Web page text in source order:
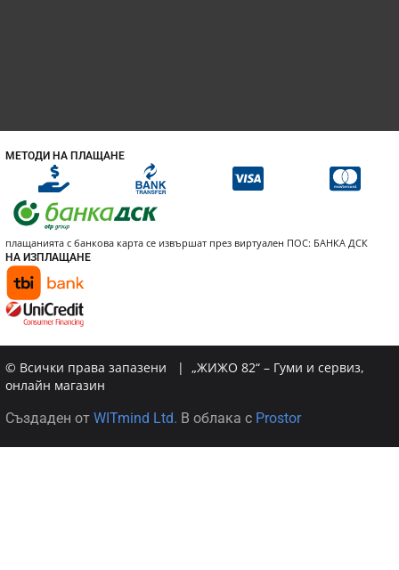
МЕТОДИ НА ПЛАЩАНЕ
плащанията с банкова карта се извършат през виртуален ПОС: БАНКА ДСК
НА ИЗПЛАЩАНЕ
© Всички права запазени | „ЖИЖО 82“ – Гуми и сервиз,
онлайн магазин
Създаден от WITmind Ltd. В облака с Prostor